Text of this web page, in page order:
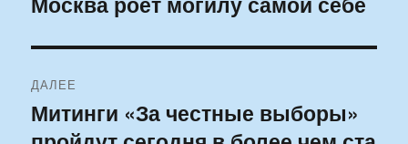
ДАЛЕЕ
Следующая
запись:
Митинги «За честные выборы»